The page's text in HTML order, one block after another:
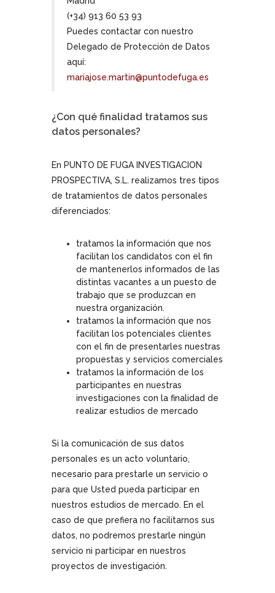
(+34) 913 60 53 93
Puedes contactar con nuestro
Delegado de Protección de Datos
aquí:
mariajose.martin@puntodefuga.es
¿Con qué finalidad tratamos sus
datos personales?
En PUNTO DE FUGA INVESTIGACION
PROSPECTIVA, S.L. realizamos tres tipos
de tratamientos de datos personales
diferenciados:
tratamos la información que nos
facilitan los candidatos con el fin
de mantenerlos informados de las
distintas vacantes a un puesto de
trabajo que se produzcan en
nuestra organización.
tratamos la información que nos
facilitan los potenciales clientes
con el fin de presentarles nuestras
propuestas y servicios comerciales
tratamos la información de los
participantes en nuestras
investigaciones con la finalidad de
realizar estudios de mercado
Si la comunicación de sus datos
personales es un acto voluntario,
necesario para prestarle un servicio o
para que Usted pueda participar en
nuestros estudios de mercado. En el
caso de que prefiera no facilitarnos sus
datos, no podremos prestarle ningún
servicio ni participar en nuestros
proyectos de investigación.